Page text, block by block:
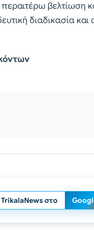
περαιτέρω
διαδικασία
στο